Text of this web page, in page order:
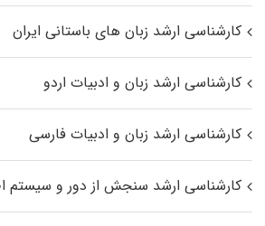
کارشناسی ارشد زبان‌ های باستانی ایران
کارشناسی ارشد زبان و ادبیات اردو
کارشناسی ارشد زبان و ادبیات فارسی
کارشناسی ارشد سنجش از دور و سیستم